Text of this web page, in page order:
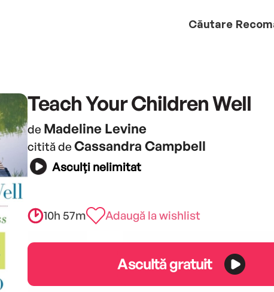
Căutare
Teach Your Children Well
de Madeline Levine
citită de Cassandra Campbell
Asculți nelimitat
10h 57m Adaugă la wishlist
Ascultă gratuit